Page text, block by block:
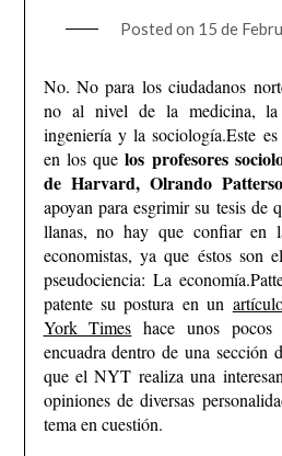
Posted on 15 de
No. No para los ciudadanos
no al nivel de la medicina,
ingeniería y la sociología.Este
en los quelos profesores
de Harvard, Olrando
apoyan para esgrimir su tesis de
llanas, no hay que confiar en
economistas, ya que éstos son
pseudociencia: La economía.
patente su postura en un
York Times hace unos
encuadra dentro de una sección
que el NYT realiza una
opiniones de diversas
tema en cuestión.